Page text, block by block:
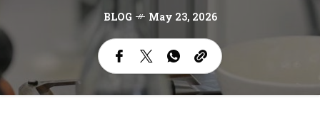
BLOG May 23, 2026